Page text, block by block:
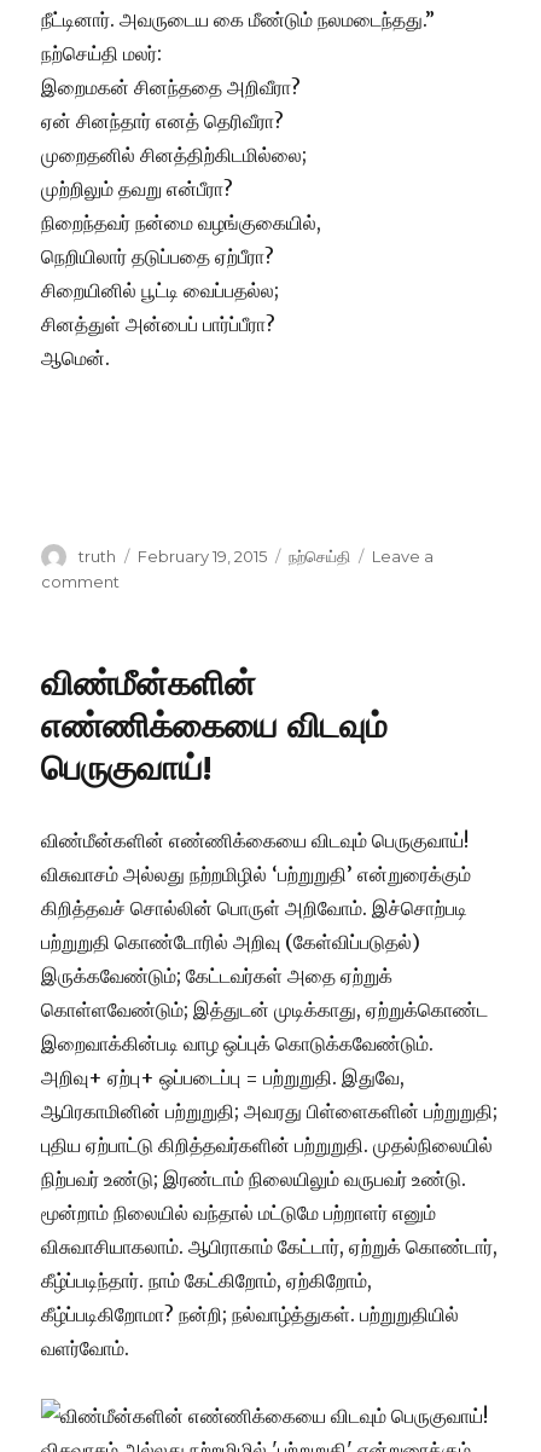
நீட்டினார். அவருடைய கை மீண்டும் நலமடைந்தது.”
நற்செய்தி மலர்:
இறைமகன் சினந்ததை அறிவீரா?
ஏன் சினந்தார் எனத் தெரிவீரா?
முறைதனில் சினத்திற்கிடமில்லை;
முற்றிலும் தவறு என்பீரா?
நிறைந்தவர் நன்மை வழங்குகையில்,
நெறியிலார் தடுப்பதை ஏற்பீரா?
சிறையினில் பூட்டி வைப்பதல்ல;
சினத்துள் அன்பைப் பார்ப்பீரா?
ஆமென்.
Author
truth
Posted
February 19, 2015 Categories
நற்செய்தி
Leave a
comment
விண்மீன்களின்
எண்ணிக்கையை விடவும்
பெருகுவாய்!
விண்மீன்களின் எண்ணிக்கையை விடவும் பெருகுவாய்!
விசுவாசம் அல்லது நற்றமிழில் ‘பற்றுறுதி’ என்றுரைக்கும்
கிறித்தவச் சொல்லின் பொருள் அறிவோம். இச்சொற்படி
பற்றுறுதி கொண்டோரில் அறிவு (கேள்விப்படுதல்)
இருக்கவேண்டும்; கேட்டவர்கள் அதை ஏற்றுக்
கொள்ளவேண்டும்; இத்துடன் முடிக்காது, ஏற்றுக்கொண்ட
இறைவாக்கின்படி வாழ ஒப்புக் கொடுக்கவேண்டும்.
அறிவு+ ஏற்பு+ ஒப்படைப்பு = பற்றுறுதி. இதுவே,
ஆபிரகாமினின் பற்றுறுதி; அவரது பிள்ளைகளின் பற்றுறுதி;
புதிய ஏற்பாட்டு கிறித்தவர்களின் பற்றுறுதி. முதல்நிலையில்
நிற்பவர் உண்டு; இரண்டாம் நிலையிலும் வருபவர் உண்டு.
மூன்றாம் நிலையில் வந்தால் மட்டுமே பற்றாளர் எனும்
விசுவாசியாகலாம். ஆபிராகாம் கேட்டார், ஏற்றுக் கொண்டார்,
கீழ்ப்படிந்தார். நாம் கேட்கிறோம், ஏற்கிறோம்,
கீழ்ப்படிகிறோமா? நன்றி; நல்வாழ்த்துகள். பற்றுறுதியில்
வளர்வோம்.